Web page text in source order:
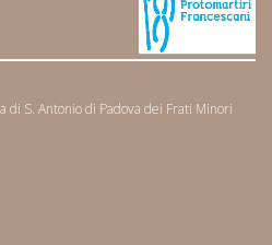
di S. Antonio di Padova dei Frati Minori